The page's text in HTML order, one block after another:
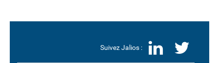
Suivez Jalios :